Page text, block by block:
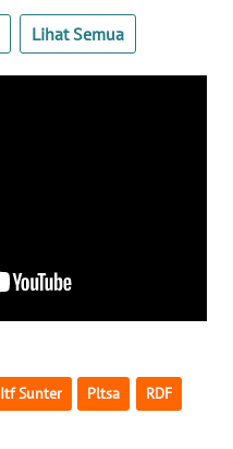
Lihat Semua
Itf Sunter Pltsa RDF